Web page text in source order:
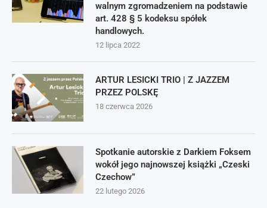
walnym zgromadzeniem na podstawie
art. 428 § 5 kodeksu spółek
handlowych.
12 lipca 2022
ARTUR LESICKI TRIO | Z JAZZEM
PRZEZ POLSKĘ
18 czerwca 2026
Spotkanie autorskie z Darkiem Foksem
wokół jego najnowszej książki „Czeski
Czechow”
22 lutego 2026